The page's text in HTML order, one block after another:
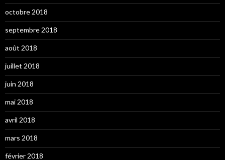
octobre 2018
septembre 2018
août 2018
juillet 2018
juin 2018
mai 2018
avril 2018
mars 2018
février 2018